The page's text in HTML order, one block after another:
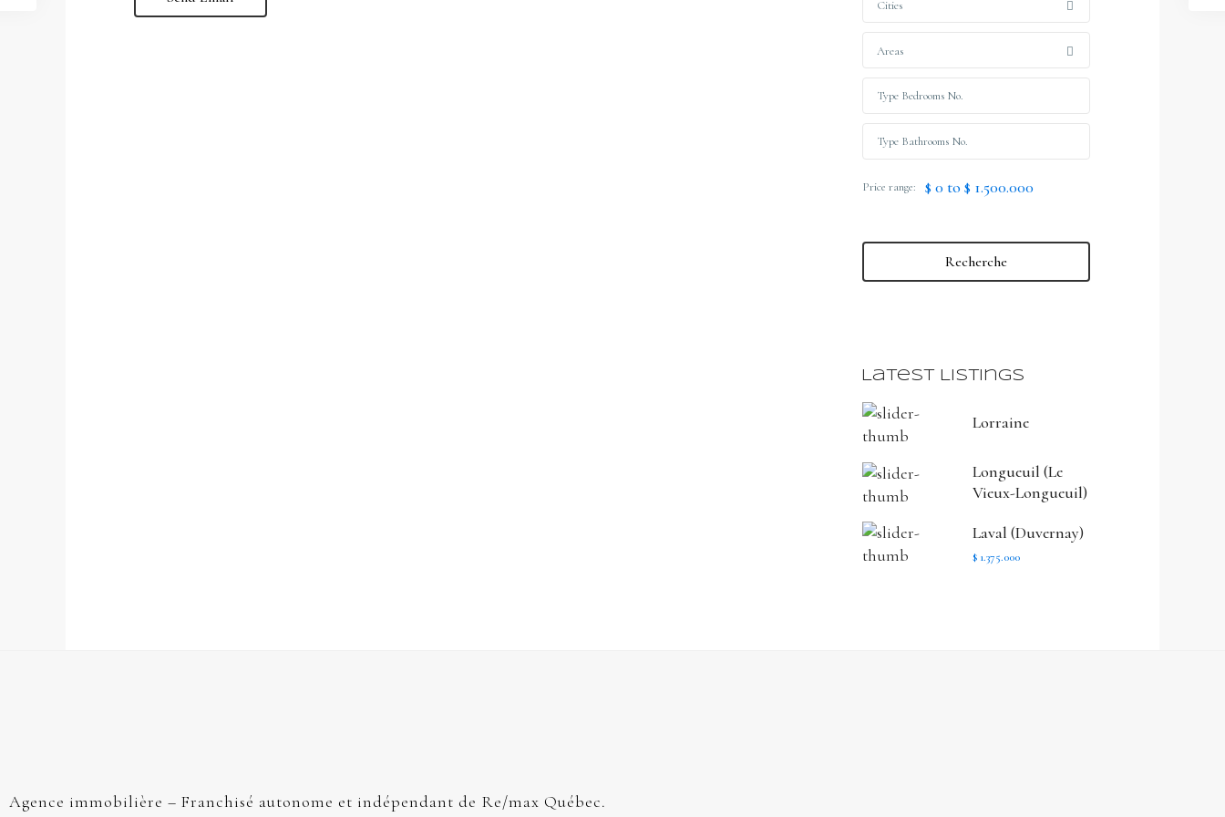
Cities
Areas
Price range: $ 0 to $ 1.500.000
Recherche
Latest Listings
Lorraine
Longueuil (Le
Vieux-Longueuil)
Laval (Duvernay)
$ 1.375.000
Agence immobilière – Franchisé autonome et indépendant de Re/max Québec.